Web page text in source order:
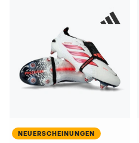
NEUERSCHEINUNGEN